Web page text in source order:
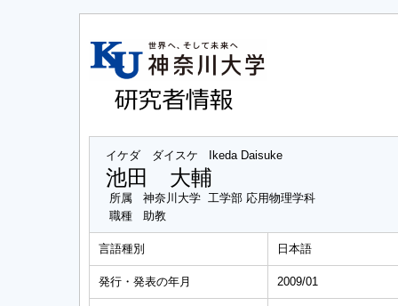
イケダ ダイスケ Ikeda Daisuke
池田 大輔
所属
神奈川大学 工学部 応用物理学科
職種
助教
言語種別 日本語
発行・発表の年月 2009/01